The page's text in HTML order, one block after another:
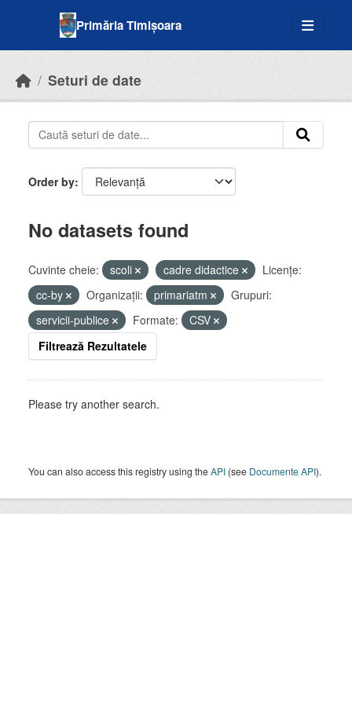
Primăria Timișoara
Seturi de date
Order by
No datasets found
Cuvinte cheie: scoli cadre didactice
Licenţe:
cc-by
Organizații: primariatm
Grupuri:
servicii-publice
Formate:
CSV
Filtrează Rezultatele
Please try another search.
You can also access this registry using theAPI (see Documente API).